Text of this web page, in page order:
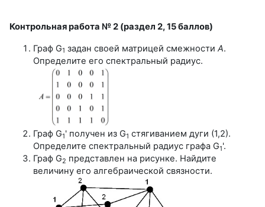
Контрольная работа № 2 (раздел 2, 15 баллов)
Граф G1 задан своей матрицей смежности A.
Определите его спектральный радиус.
Граф G1' получен из G1 стягиванием дуги (1,2).
Определите спектральный радиус графа G1'.
Граф G2 представлен на рисунке. Найдите
величину его алгебраической связности.